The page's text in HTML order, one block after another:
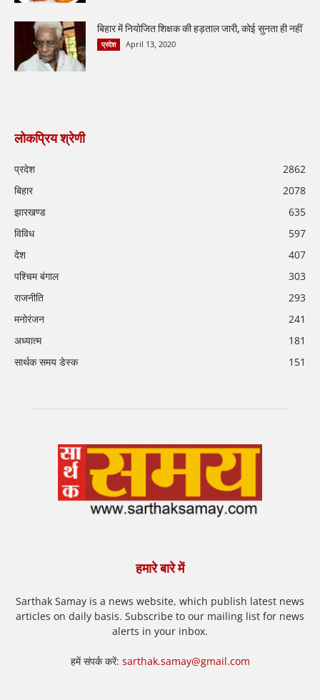
बिहार में नियोजित शिक्षक की हड़ताल जारी, कोई सुनता ही नहीं
प्रदेश April 13, 2020
लोकप्रिय श्रेणी
प्रदेश
2862
बिहार
2078
झारखण्ड
635
विविध
597
देश
407
पश्चिम बंगाल
303
राजनीति
293
मनोरंजन
241
अध्यात्म
181
सार्थक समय डेस्क
151
हमारे बारे में
Sarthak Samay is a news website, which publish latest news
articles on daily basis. Subscribe to our mailing list for news
alerts in your inbox.
हमें संपर्क करें: sarthak.samay@gmail.com